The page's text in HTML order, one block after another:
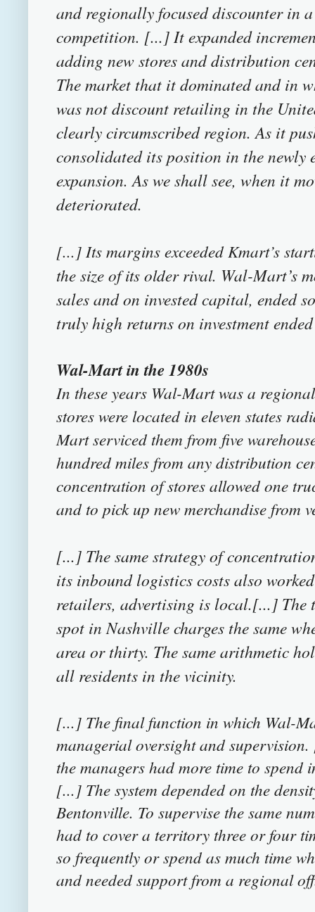
and regionally focused discounter in
competition. [...] It expanded
adding new stores and distribution
The market that it dominated and in
was not discount retailing in the
clearly circumscribed region. As it
consolidated its position in the
expansion. As we shall see, when it
deteriorated.
[...] Its margins exceeded Kmart’s
the size of its older rival. Wal-Mart’s
sales and on invested capital, ended
truly high returns on investment
Wal-Mart in the 1980s
In these years Wal-Mart was a
stores were located in eleven states
Mart serviced them from five
hundred miles from any distribution
concentration of stores allowed one
and to pick up new merchandise from
[...] The same strategy of
its inbound logistics costs also
retailers, advertising is local.[...]
spot in Nashville charges the same
area or thirty. The same arithmetic
all residents in the vicinity.
[...] The final function in which Wal-
managerial oversight and
the managers had more time to spend
[...] The system depended on the
Bentonville. To supervise the same
had to cover a territory three or four
so frequently or spend as much time
and needed support from a regional